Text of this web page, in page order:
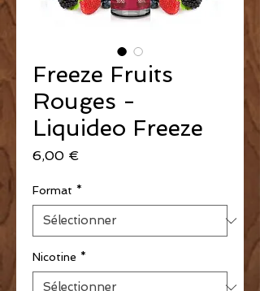
Freeze Fruits
Rouges -
Liquideo Freeze
6,00 €
Format *
Nicotine *